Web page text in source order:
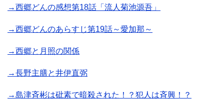
→西郷どんの感想第18話「流人菊池源吾」
→西郷どんのあらすじ第19話～愛加那～
→西郷と月照の関係
→長野主膳と井伊直弼
→島津斉彬は砒素で暗殺された！？犯人は斉興！？